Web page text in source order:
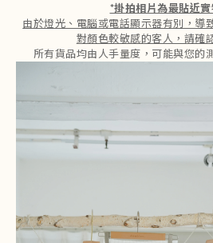
*掛拍相片為最貼近
由於燈光、電腦或電話顯示器有別，導
對顏色較敏感的客人，請確
所有貨品均由人手量度，可能與您的